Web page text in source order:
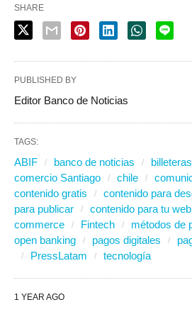
SHARE
PUBLISHED BY
Editor Banco de Noticias
TAGS:
ABIF banco de noticias
comercio Santiago
chile
contenido gratis
contenido para
para publicar
contenido para tu web
commerce
Fintech métodos de
open banking
pagos digitales
PressLatam
tecnología
1 YEAR AGO